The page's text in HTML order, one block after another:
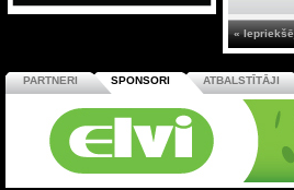
«
PARTNERI SPONSORI ATBALSTĪTĀJI